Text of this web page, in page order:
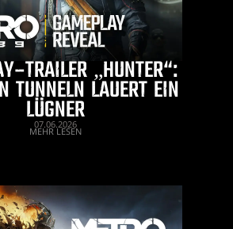
TRAILER „HUNTER“:
TUNNELN LAUERT EIN
LÜGNER
07.06.2026
MEHR LESEN